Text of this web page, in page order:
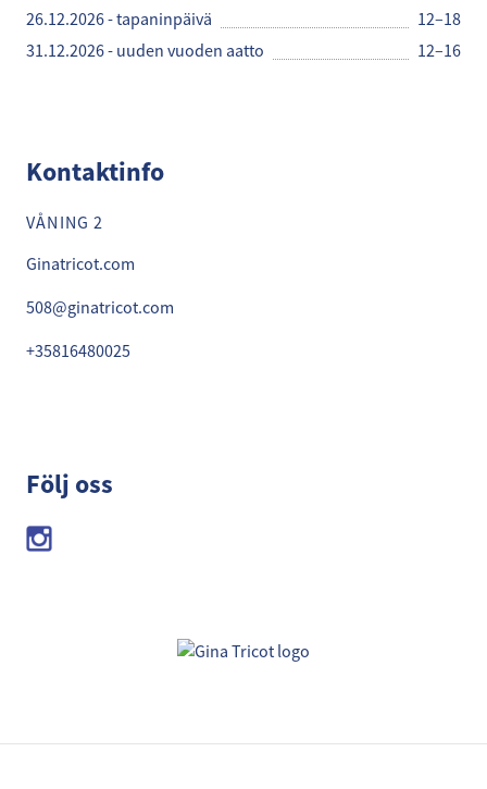
26.12.2026 - tapaninpäivä
12–18
31.12.2026 - uuden vuoden aatto
12–16
Kontaktinfo
VÅNING 2
Ginatricot.com
508@ginatricot.com
+35816480025
Följ oss